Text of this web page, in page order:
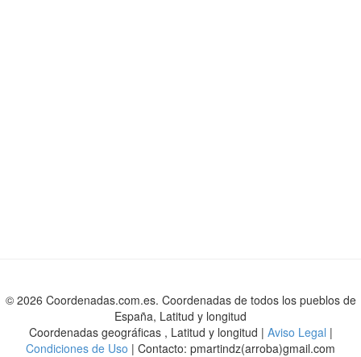
© 2026 Coordenadas.com.es. Coordenadas de todos los pueblos de
España, Latitud y longitud
Coordenadas geográficas , Latitud y longitud | Aviso Legal |
Condiciones de Uso | Contacto: pmartindz(arroba)gmail.com